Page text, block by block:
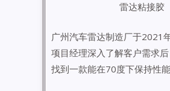
雷达粘接胶
广州汽车雷达制造厂于2021
项目经理深入了解客户需求
找到一款能在70度下保持性能